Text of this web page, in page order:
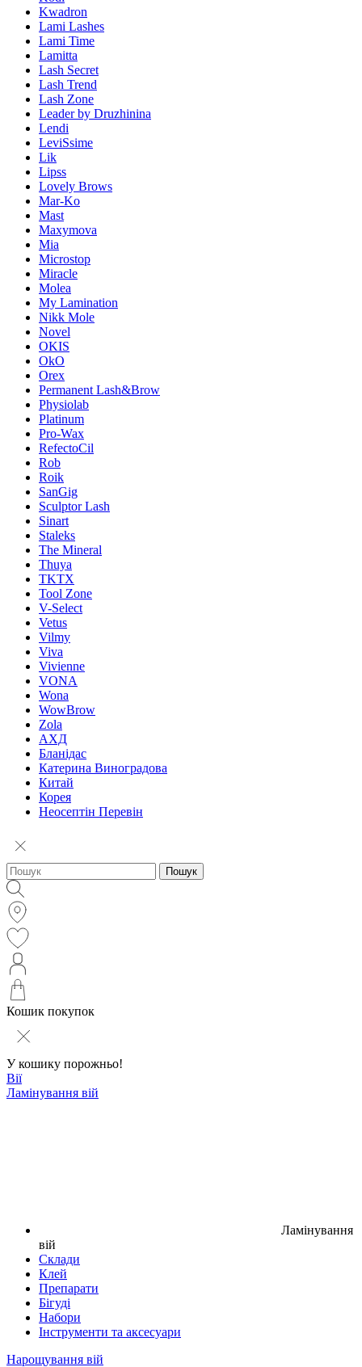
Kwadron
Lami Lashes
Lami Time
Lamitta
Lash Secret
Lash Trend
Lash Zone
Leader by Druzhinina
Lendi
LeviSsime
Lik
Lipss
Lovely Brows
Mar-Ko
Mast
Maxymova
Mia
Microstop
Miracle
Molea
My Lamination
Nikk Mole
Novel
OKIS
OkO
Orex
Permanent Lash&Brow
Physiolab
Platinum
Pro-Wax
RefectoCil
Rob
Roik
SanGig
Sculptor Lash
Sinart
Staleks
The Mineral
Thuya
TKTX
Tool Zone
V-Select
Vetus
Vilmy
Viva
Vivienne
VONA
Wona
WowBrow
Zola
АХД
Бланідас
Катерина Виноградова
Китай
Корея
Неосептін Перевін
Пошук
Кошик покупок
У кошику порожньо!
Вії
Ламінування вій
Ламінування
вій
Склади
Клей
Препарати
Бігуді
Набори
Інструменти та аксесуари
Нарощування вій